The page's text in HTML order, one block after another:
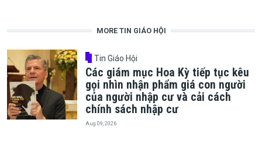
MORE TIN GIÁO HỘI
Tin Giáo Hội
Các giám mục Hoa Kỳ tiếp tục kêu
gọi nhìn nhận phẩm giá con người
của người nhập cư và cải cách
chính sách nhập cư
Aug 09, 2026